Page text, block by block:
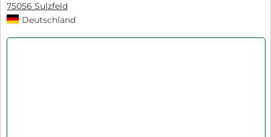
75056 Sulzfeld
Deutschland